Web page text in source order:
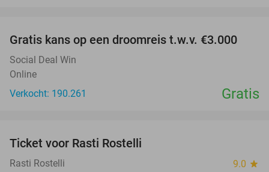
Gratis kans op een droomreis t.w.v. €3.000
Social Deal Win
Online
Verkocht: 190.261
Gratis
TODAY
Ticket voor Rasti Rostelli
Rasti Rostelli 9.0 star